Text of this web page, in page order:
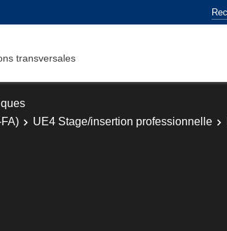
transversales
UE4 Stage/insertion professionnelle